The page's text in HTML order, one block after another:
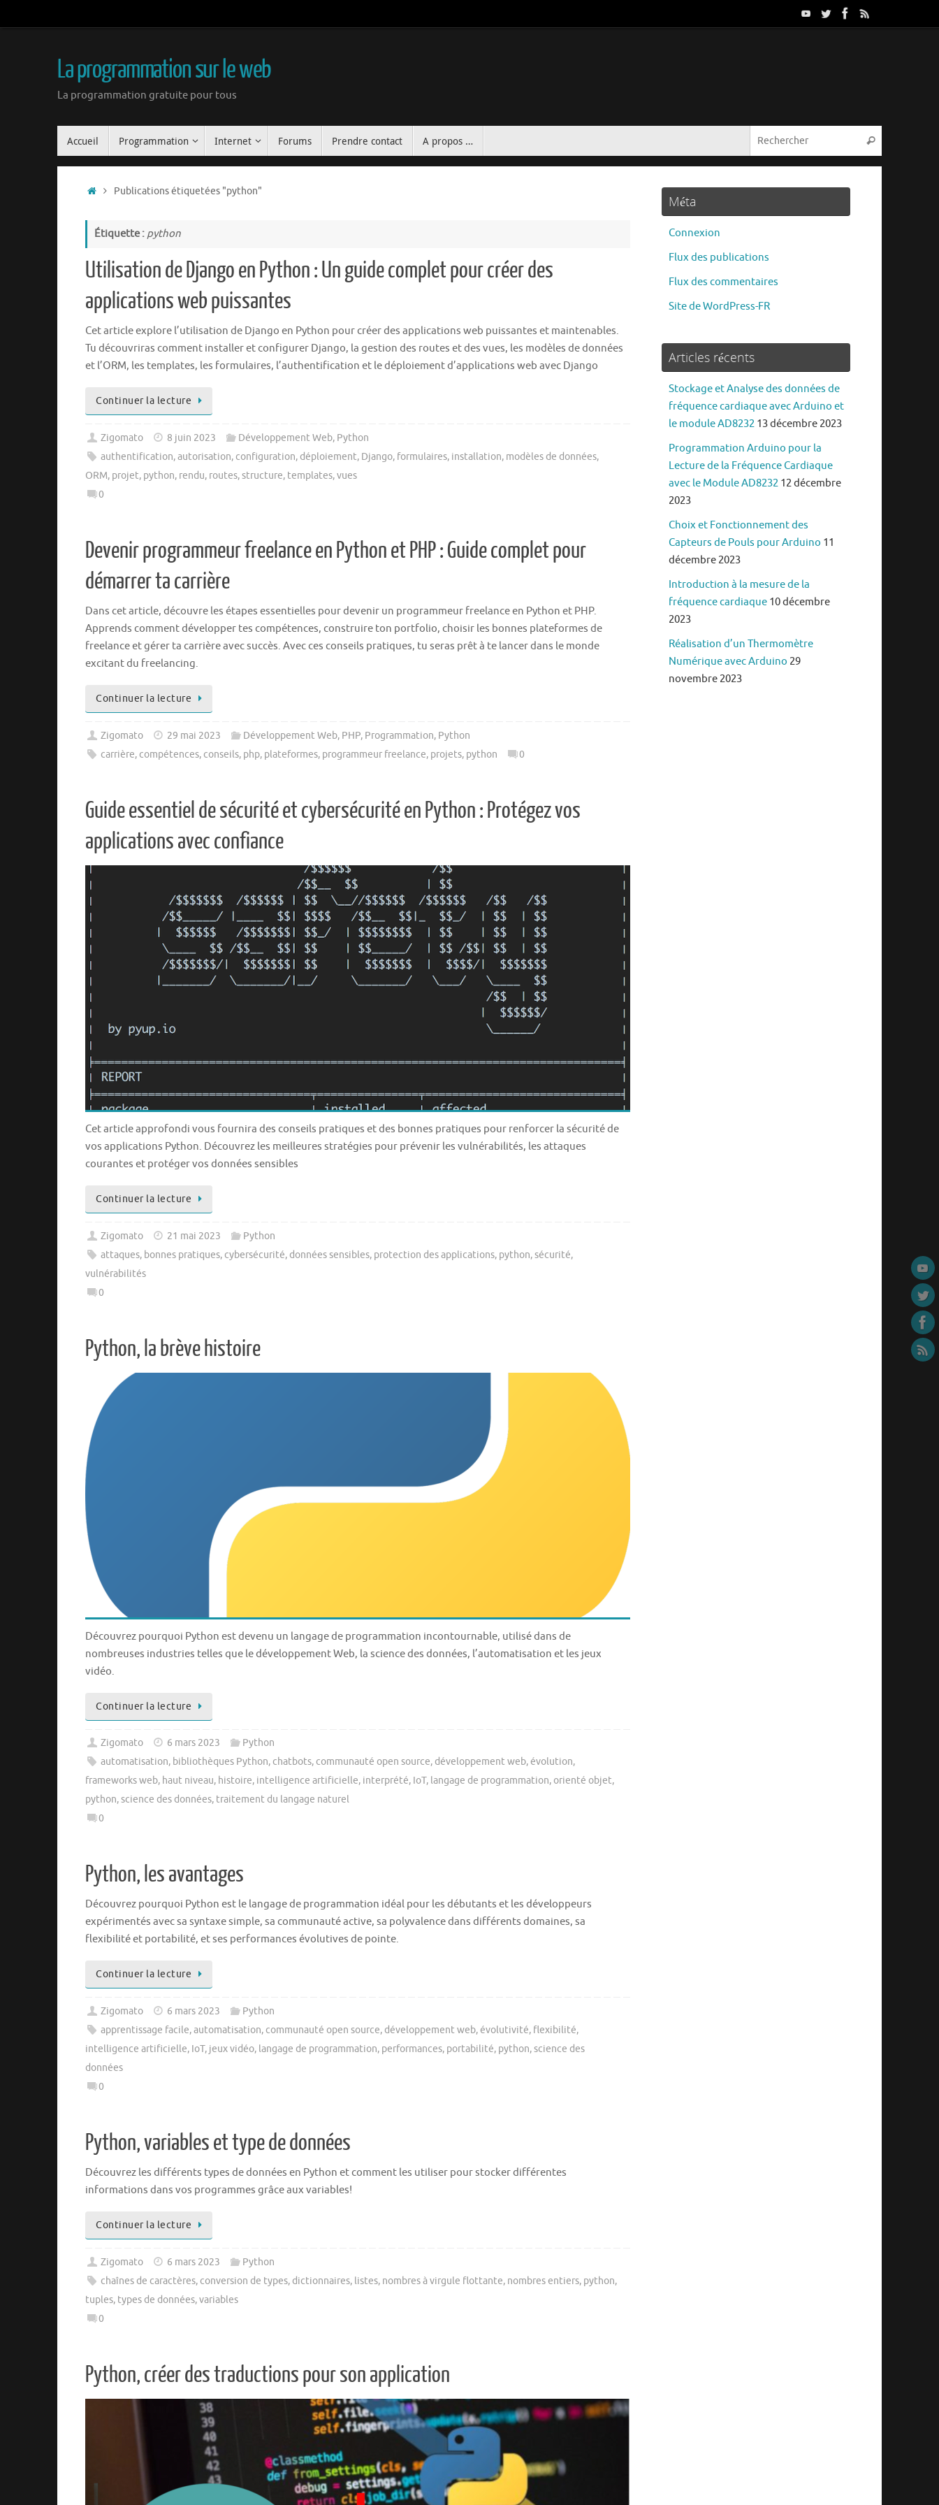
La programmation sur le web
La programmation gratuite pour tous
Accueil Programmation Internet Forums Prendre contact A propos …
Publications étiquetées "python"
Étiquette : python
Utilisation de Django en Python : Un guide complet pour créer des
applications web puissantes
Cet article explore l’utilisation de Django en Python pour créer des applications web puissantes et maintenables.
Tu découvriras comment installer et configurer Django, la gestion des routes et des vues, les modèles de données
et l’ORM, les templates, les formulaires, l’authentification et le déploiement d’applications web avec Django
Continuer la lecture
Zigomato 8 juin 2023 Développement Web, Python
authentification,autorisation, configuration, déploiement, Django, formulaires, installation, modèles de données,
ORM, projet, python, rendu, routes,structure, templates,vues
0
Devenir programmeur freelance en Python et PHP : Guide complet pour
démarrer ta carrière
Dans cet article, découvre les étapes essentielles pour devenir un programmeur freelance en Python et PHP.
Apprends comment développer tes compétences, construire ton portfolio, choisir les bonnes plateformes de
freelance et gérer ta carrière avec succès. Avec ces conseils pratiques, tu seras prêt à te lancer dans le monde
excitant du freelancing.
Continuer la lecture
Zigomato 29 mai 2023 Développement Web, PHP, Programmation, Python
carrière, compétences, conseils, php, plateformes, programmeur freelance, projets, python 0
Guide essentiel de sécurité et cybersécurité en Python : Protégez vos
applications avec confiance
Cet article approfondi vous fournira des conseils pratiques et des bonnes pratiques pour renforcer la sécurité de
vos applications Python. Découvrez les meilleures stratégies pour prévenir les vulnérabilités, les attaques
courantes et protéger vos données sensibles
Continuer la lecture
Zigomato 21 mai 2023
Python
attaques, bonnes pratiques, cybersécurité, données sensibles, protection des applications, python,sécurité,
vulnérabilités
0
Python, la brève histoire
Découvrez pourquoi Python est devenu un langage de programmation incontournable, utilisé dans de
nombreuses industries telles que le développement Web, la science des données, l’automatisation et les jeux
vidéo.
Continuer la lecture
Zigomato 6 mars 2023
Python
automatisation, bibliothèques Python, chatbots, communauté open source, développement web,évolution,
frameworks web, haut niveau, histoire, intelligence artificielle, interprété, IoT, langage de programmation, orienté objet,
python,science des données, traitement du langage naturel
0
Python, les avantages
Découvrez pourquoi Python est le langage de programmation idéal pour les débutants et les développeurs
expérimentés avec sa syntaxe simple, sa communauté active, sa polyvalence dans différents domaines, sa
flexibilité et portabilité, et ses performances évolutives de pointe.
Continuer la lecture
Zigomato 6 mars 2023
Python
apprentissage facile,automatisation, communauté open source, développement web,évolutivité, flexibilité,
intelligence artificielle, IoT, jeux vidéo, langage de programmation, performances, portabilité, python,science des
données
0
Python, variables et type de données
Découvrez les différents types de données en Python et comment les utiliser pour stocker différentes
informations dans vos programmes grâce aux variables!
Continuer la lecture
Zigomato 6 mars 2023
Python
chaînes de caractères, conversion de types, dictionnaires, listes, nombres à virgule flottante, nombres entiers, python,
tuples, types de données,variables
0
Python, créer des traductions pour son application
Méta
Connexion
Flux des publications
Flux des commentaires
Site de WordPress-FR
Articles récents
Stockage et Analyse des données de
fréquence cardiaque avec Arduino et
le module AD8232 13 décembre 2023
Programmation Arduino pour la
Lecture de la Fréquence Cardiaque
avec le Module AD8232 12 décembre
2023
Choix et Fonctionnement des
Capteurs de Pouls pour Arduino 11
décembre 2023
Introduction à la mesure de la
fréquence cardiaque 10 décembre
2023
Réalisation d’un Thermomètre
Numérique avec Arduino 29
novembre 2023